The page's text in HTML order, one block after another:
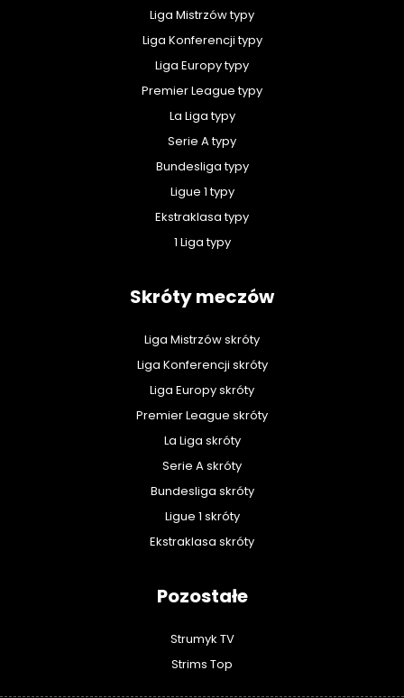
Liga Mistrzów typy
Liga Konferencji typy
Liga Europy typy
Premier League typy
La Liga typy
Serie A typy
Bundesliga typy
Ligue 1 typy
Ekstraklasa typy
1 Liga typy
Skróty meczów
Liga Mistrzów skróty
Liga Konferencji skróty
Liga Europy skróty
Premier League skróty
La Liga skróty
Serie A skróty
Bundesliga skróty
Ligue 1 skróty
Ekstraklasa skróty
Pozostałe
Strumyk TV
Strims Top